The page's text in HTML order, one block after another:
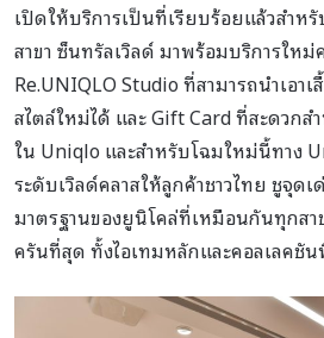
เปิดให้บริการเป็นที่เรียบร้อยแล้วสำห
สาขา ซ็นทรัลเวิลด์ มาพร้อมบริการให
Re.UNIQLO Studio ที่สามารถนำเอา
สไตล์ใหม่ได้ และ Gift Card ที่สะดวกส
ใน Uniqlo และสำหรับโฉมใหม่นี้ทาง
ระดับเวิลด์คลาสให้ลูกค้าชาวไทย ชูจุด
มาตรฐานของยูนิโคล่ที่เหมือนกันทุกสา
ครันที่สุด ทั้งไอเทมหลักและคอลเลคชั